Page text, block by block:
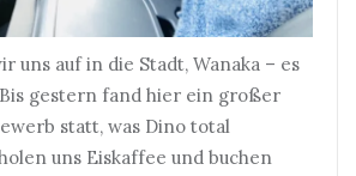
uns auf in die Stadt, Wanaka – es
gestern fand hier ein großer
statt, was Dino total
uns Eiskaffee und buchen